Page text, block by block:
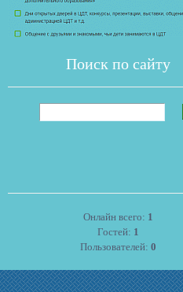
Поиск по сайту
Онлайн всего: 1
Гостей: 1
Пользователей: 0